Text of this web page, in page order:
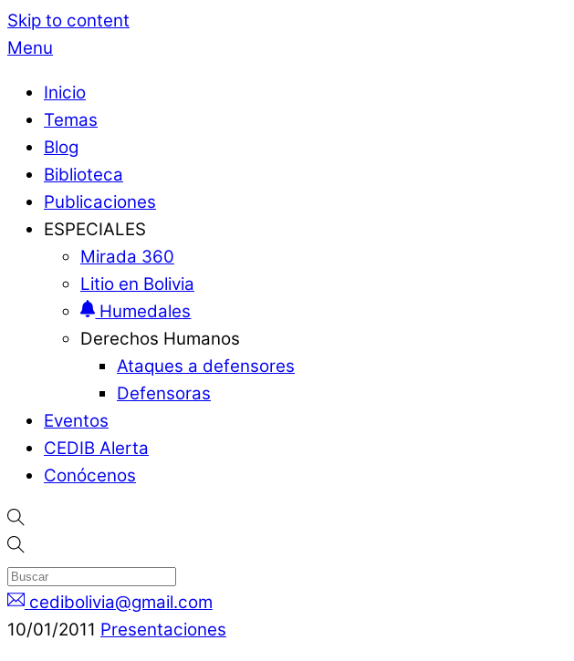
Skip to content
Menu
Inicio
Temas
Blog
Biblioteca
Publicaciones
ESPECIALES
Mirada 360
Litio en Bolivia
Humedales
Derechos Humanos
Ataques a defensores
Defensoras
Eventos
CEDIB Alerta
Conócenos
cedibolivia@gmail.com
10/01/2011 Presentaciones